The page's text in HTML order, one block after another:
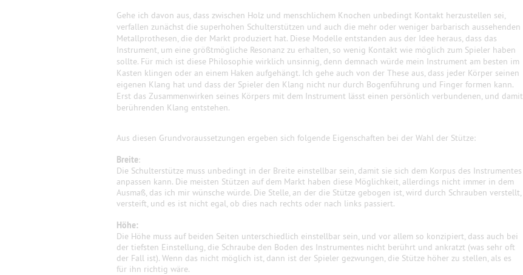
Gehe ich davon aus, dass zwischen Holz und menschlichem Knochen unbedingt Kontakt herzustellen sei,
verfallen zunächst die superhohen Schulterstützen und auch die mehr oder weniger barbarisch aussehenden
Metallprothesen, die der Markt produziert hat. Diese Modelle entstanden aus der Idee heraus, dass das
Instrument, um eine größtmögliche Resonanz zu erhalten, so wenig Kontakt wie möglich zum Spieler haben
sollte. Für mich ist diese Philosophie wirklich unsinnig, denn demnach würde mein Instrument am besten im
Kasten klingen oder an einem Haken aufgehängt. Ich gehe auch von der These aus, dass jeder Körper seinen
eigenen Klang hat und dass der Spieler den Klang nicht nur durch Bogenführung und Finger formen kann.
Erst das Zusammenwirken seines Körpers mit dem Instrument lässt einen persönlich verbundenen, und damit
berührenden Klang entstehen.
Aus diesen Grundvoraussetzungen ergeben sich folgende Eigenschaften bei der Wahl der Stütze:
Breite:
Die Schulterstütze muss unbedingt in der Breite einstellbar sein, damit sie sich dem Korpus des Instrumentes
anpassen kann. Die meisten Stützen auf dem Markt haben diese Möglichkeit, allerdings nicht immer in dem
Ausmaß, das ich mir wünsche würde. Die Stelle, an der die Stütze gebogen ist, wird durch Schrauben verstellt,
versteift, und es ist nicht egal, ob dies nach rechts oder nach links passiert.
Höhe:
Die Höhe muss auf beiden Seiten unterschiedlich einstellbar sein, und vor allem so konzipiert, dass auch bei
der tiefsten Einstellung, die Schraube den Boden des Instrumentes nicht berührt und ankratzt (was sehr oft
der Fall ist). Wenn das nicht möglich ist, dann ist der Spieler gezwungen, die Stütze höher zu stellen, als es
für ihn richtig wäre.